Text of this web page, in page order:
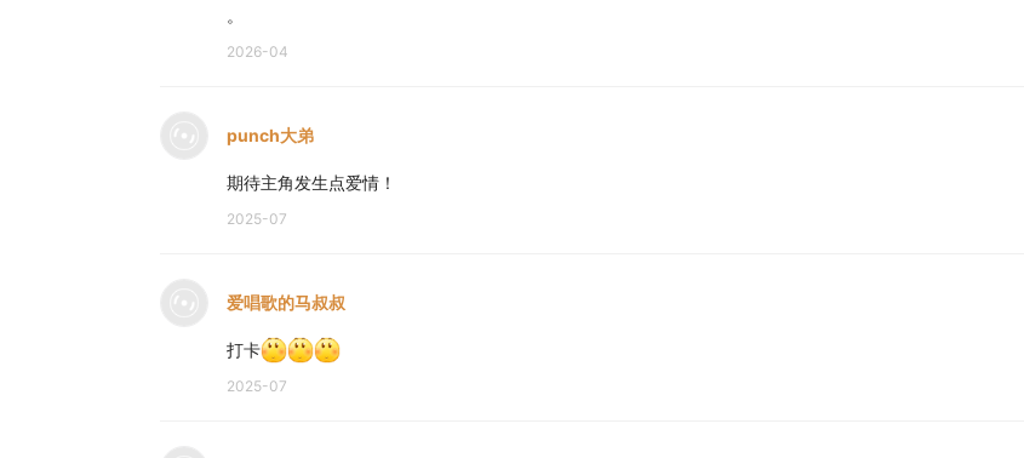
。
2026-04
punch大弟
期待主角发生点爱情！
2025-07
爱唱歌的马叔叔
打卡
2025-07